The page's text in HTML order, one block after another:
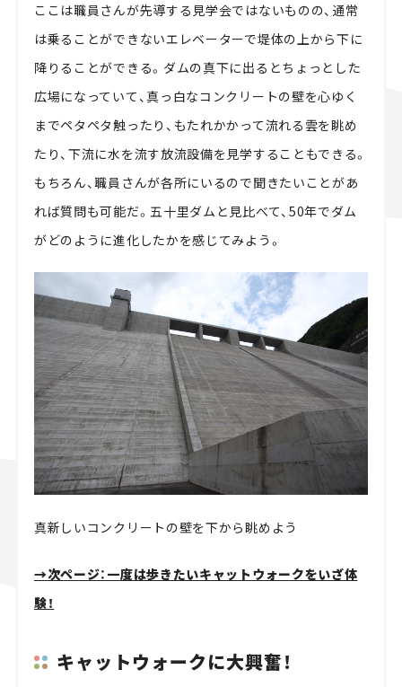
ここは職員さんが先導する見学会ではないものの、通常
は乗ることができないエレベーターで堤体の上から下に
降りることができる。ダムの真下に出るとちょっとした
広場になっていて、真っ白なコンクリートの壁を心ゆく
までペタペタ触ったり、もたれかかって流れる雲を眺め
たり、下流に水を流す放流設備を見学することもできる。
もちろん、職員さんが各所にいるので聞きたいことがあ
れば質問も可能だ。五十里ダムと見比べて、50年でダム
がどのように進化したかを感じてみよう。
真新しいコンクリートの壁を下から眺めよう
→次ページ：一度は歩きたいキャットウォークをいざ体
験！
キャットウォークに大興奮！